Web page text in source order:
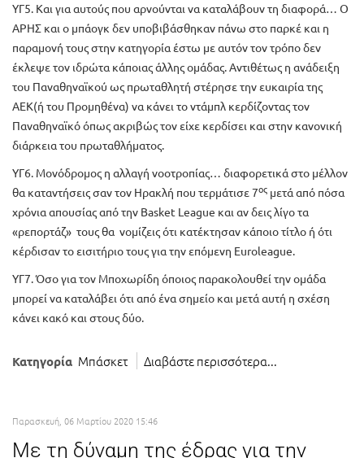
ΥΓ5. Και για αυτούς που αρνούνται να καταλάβουν τη διαφορά… Ο
ΑΡΗΣ και ο μπάογκ δεν υποβιβάσθηκαν πάνω στο παρκέ και η
παραμονή τους στην κατηγορία έστω με αυτόν τον τρόπο δεν
έκλεψε τον ιδρώτα κάποιας άλλης ομάδας. Αντιθέτως η ανάδειξη
του Παναθηναϊκού ως πρωταθλητή στέρησε την ευκαιρία της
ΑΕΚ(ή του Προμηθένα) να κάνει το ντάμπλ κερδίζοντας τον
Παναθηναϊκό όπως ακριβώς τον είχε κερδίσει και στην κανονική
διάρκεια του πρωταθλήματος.
ΥΓ6. Μονόδρομος η αλλαγή νοοτροπίας… διαφορετικά στο μέλλον
θα καταντήσεις σαν τον Ηρακλή που τερμάτισε 7ος μετά από πόσα
χρόνια απουσίας από την Basket League και αν δεις λίγο τα
«ρεπορτάζ» τους θα νομίζεις ότι κατέκτησαν κάποιο τίτλο ή ότι
κέρδισαν το εισιτήριο τους για την επόμενη Euroleague.
ΥΓ7. Όσο για τον Μποχωρίδη όποιος παρακολουθεί την ομάδα
μπορεί να καταλάβει ότι από ένα σημείο και μετά αυτή η σχέση
κάνει κακό και στους δύο.
Κατηγορία Μπάσκετ Διαβάστε περισσότερα...
Παρασκευή, 06 Μαρτίου 2020 15:46
Με τη δύναμη της έδρας για την